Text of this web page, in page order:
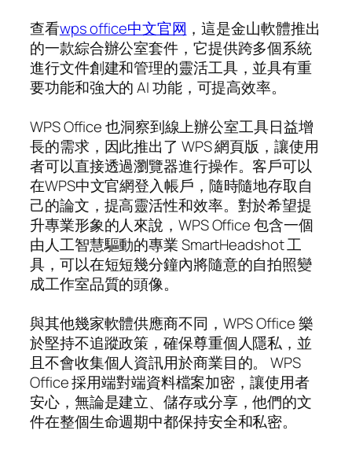
查看wps office中文官网 ，這是金山軟體推出
的一款綜合辦公室套件，它提供跨多個系統
進行文件創建和管理的靈活工具，並具有重
要功能和強大的 AI 功能，可提高效率。
WPS Office 也洞察到線上辦公室工具日益增
長的需求，因此推出了 WPS 網頁版，讓使用
者可以直接透過瀏覽器進行操作。客戶可以
在WPS中文官網登入帳戶，隨時隨地存取自
己的論文，提高靈活性和效率。對於希望提
升專業形象的人來說，WPS Office 包含一個
由人工智慧驅動的專業 SmartHeadshot 工
具，可以在短短幾分鐘內將隨意的自拍照變
成工作室品質的頭像。
與其他幾家軟體供應商不同，WPS Office 樂
於堅持不追蹤政策，確保尊重個人隱私，並
且不會收集個人資訊用於商業目的。 WPS
Office 採用端對端資料檔案加密，讓使用者
安心，無論是建立、儲存或分享，他們的文
件在整個生命週期中都保持安全和私密。